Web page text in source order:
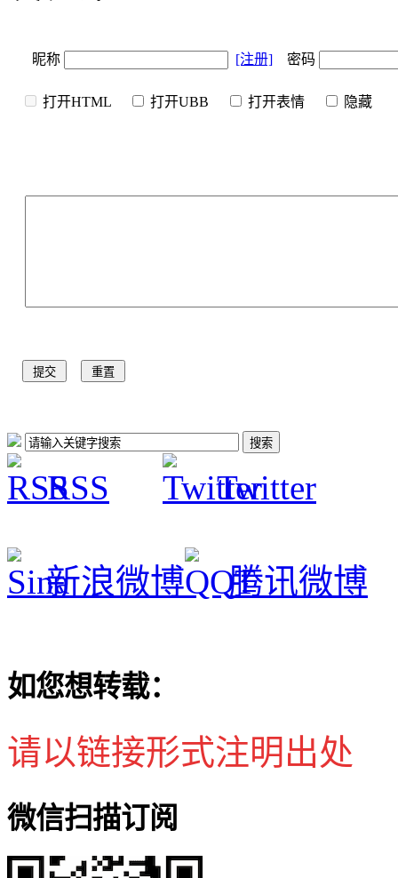
昵称 [注册] 密码
打开HTML 打开UBB 打开表情 隐
RSS Twitter
新浪微博 腾讯微博
如您想转载：
请以链接形式注明出处
微信扫描订阅